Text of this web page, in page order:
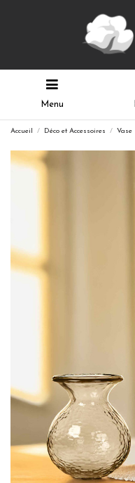
Menu
Accueil Déco et Accessoires Vase